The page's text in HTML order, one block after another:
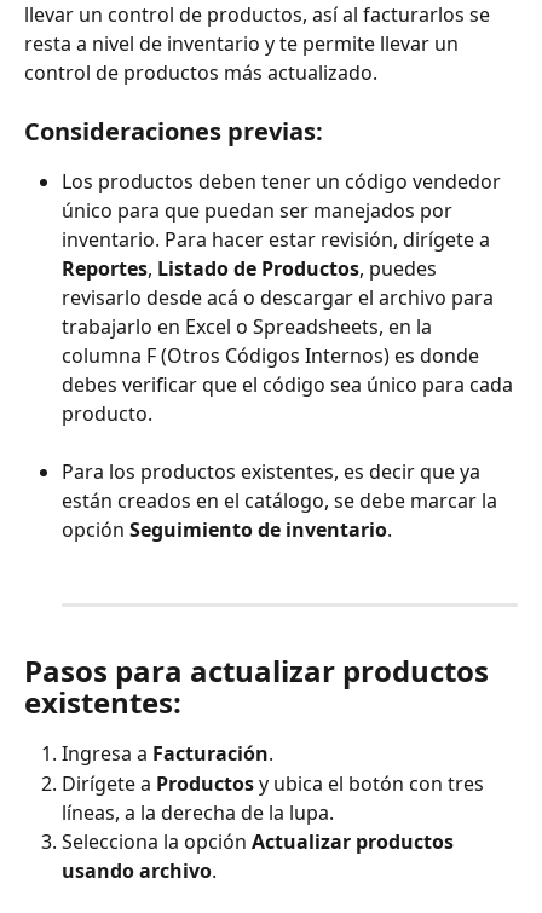
llevar un control de productos, así al facturarlos se
resta a nivel de inventario y te permite llevar un
control de productos más actualizado.
Consideraciones previas:
Los productos deben tener un código vendedor
único para que puedan ser manejados por
inventario. Para hacer estar revisión, dirígete a
Reportes, Listado de Productos, puedes
revisarlo desde acá o descargar el archivo para
trabajarlo en Excel o Spreadsheets, en la
columna F (Otros Códigos Internos) es donde
debes verificar que el código sea único para cada
producto.
Para los productos existentes, es decir que ya
están creados en el catálogo, se debe marcar la
opción Seguimiento de inventario.
Pasos para actualizar productos
existentes:
Ingresa a Facturación.
Dirígete a Productos y ubica el botón con tres
líneas, a la derecha de la lupa.
Selecciona la opción Actualizar productos
usando archivo.